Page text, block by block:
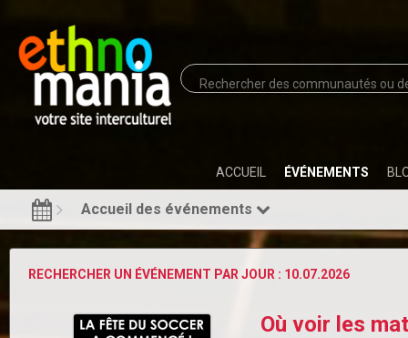
ACCUEIL ÉVÉNEMENTS
Accueil des événements
RECHERCHER UN ÉVÉNEMENT PAR JOUR : 10.07.2026
Où voir les